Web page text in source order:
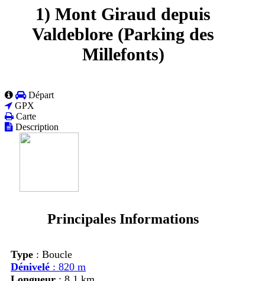
1) Mont Giraud depuis
Valdeblore (Parking des
Millefonts)
Départ
GPX
Carte
Description
Principales Informations
Type : Boucle
Dénivelé : 820 m